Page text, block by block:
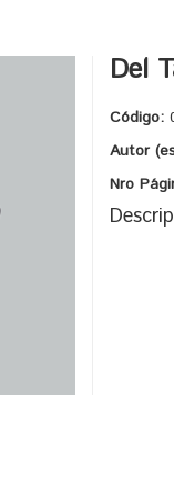
Del
Código:
Autor
Nro